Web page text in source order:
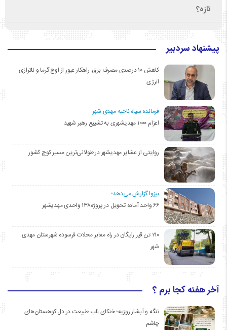
تازه؟
پیشنهاد سردبیر
کاهش ۱۰ درصدی مصرف برق، راهکار عبور از اوج گرما و ناترازی
انرژی
فرمانده سپاه ناحیه مهدی شهر:
اعزام ۱۰۰۰ مهدیشهری به تشییع رهبر شهید
روایتی از عشایر مهدیشهر در طولانی‌ترین مسیر کوچ کشور
نیزوا گزارش می‌دهد؛
۶۶ واحد آماده تحویل در پروژه۱۳۸ واحدی مهدیشهر
۲۱۰ تن قیر رایگان در راه معابر محلات فرسوده شهرستان مهدی
شهر
آخر هفته کجا برم ؟
تنگه و آبشار روزیه؛ خنکای ناب طبیعت در دل کوهستان‌های
چاشم